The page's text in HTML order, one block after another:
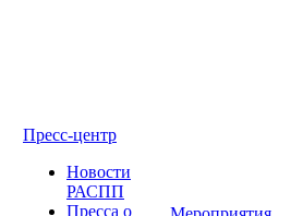
Пресс-центр
Новости
РАСПП
Пресса о